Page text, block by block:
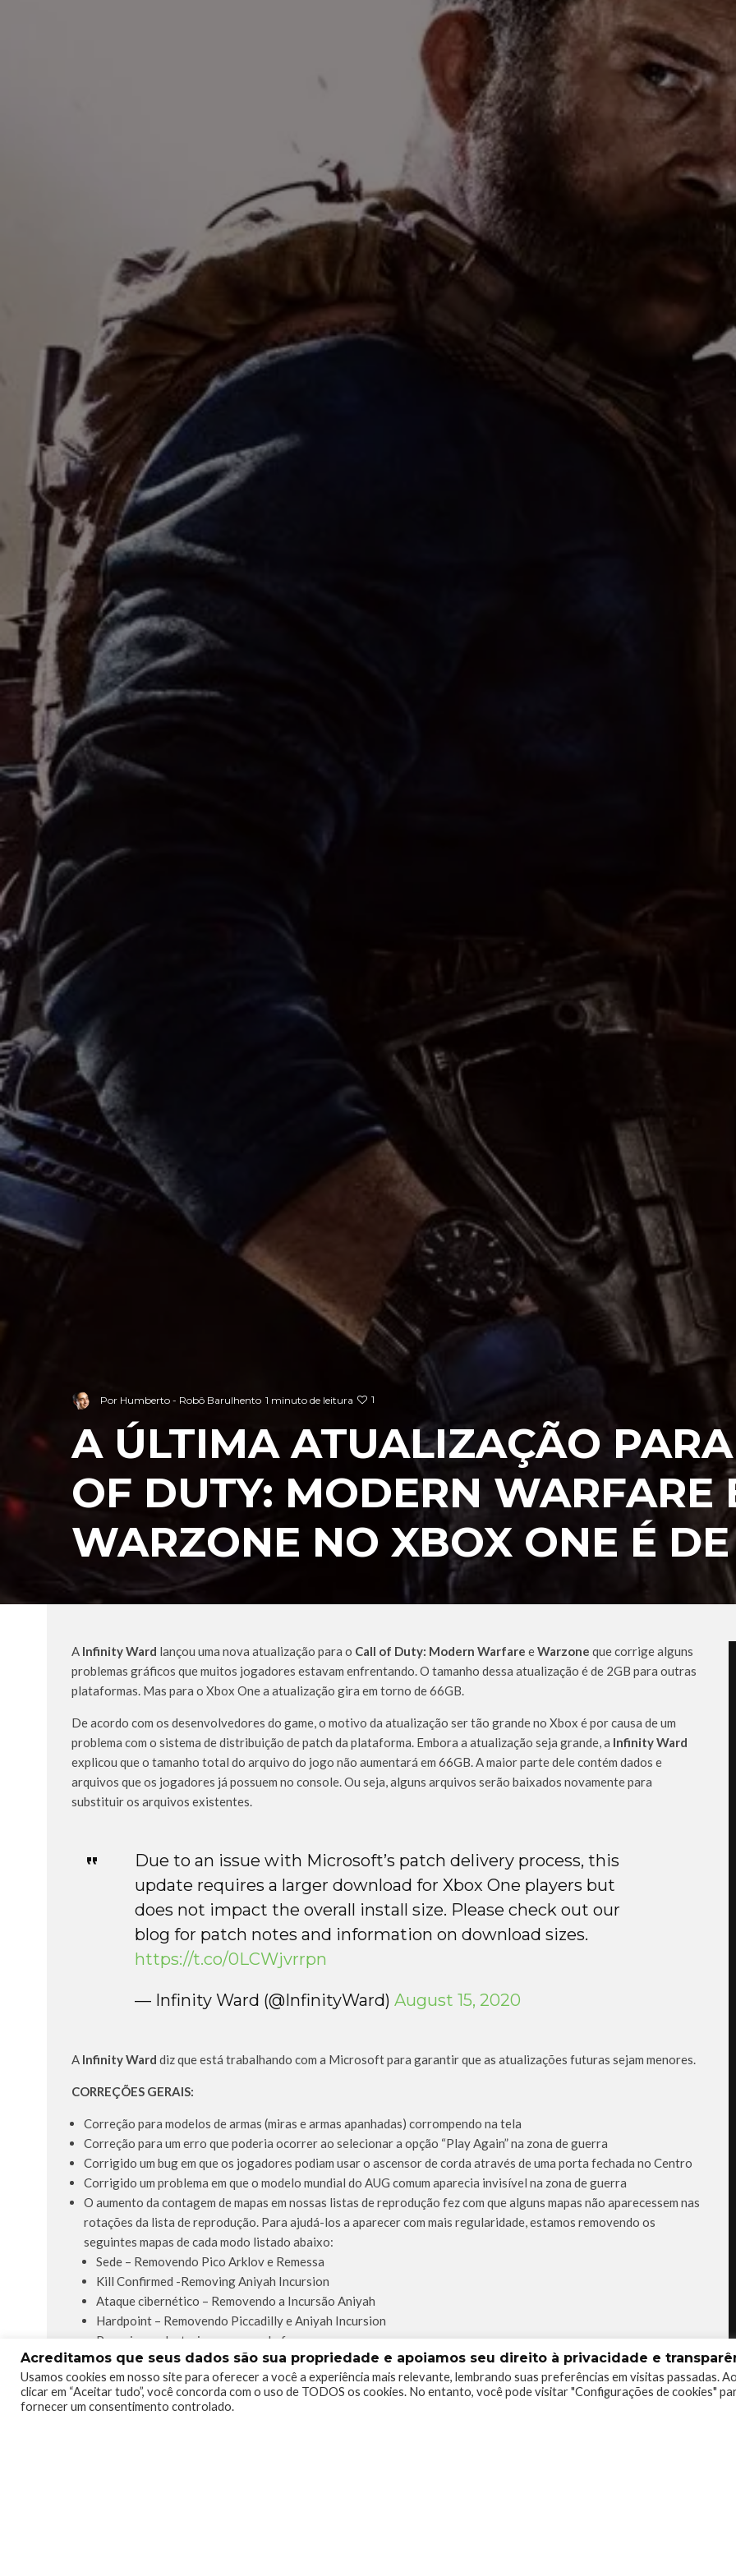
Por Humberto - Robô Barulhento 1 minuto de leitura 1
A ÚLTIMA ATUALIZAÇÃO
OF DUTY: MODERN WARFARE
WARZONE NO XBOX ONE É
A Infinity Ward lançou uma nova atualização para o Call of Duty: Modern Warfare eWarzone que corrige alguns
problemas gráficos que muitos jogadores estavam enfrentando. O tamanho dessa atualização é de 2GB para outras
plataformas. Mas para o Xbox One a atualização gira em torno de 66GB.
De acordo com os desenvolvedores do game, o motivo da atualização ser tão grande no Xbox é por causa de um
problema com o sistema de distribuição de patch da plataforma. Embora a atualização seja grande, a Infinity Ward
explicou que o tamanho total do arquivo do jogo não aumentará em 66GB. A maior parte dele contém dados e
arquivos que os jogadores já possuem no console. Ou seja, alguns arquivos serão baixados novamente para
substituir os arquivos existentes.
Due to an issue with Microsoft’s patch delivery process, this
update requires a larger download for Xbox One players but
does not impact the overall install size. Please check out our
blog for patch notes and information on download sizes.
https://t.co/0LCWjvrrpn
— Infinity Ward (@InfinityWard) August 15, 2020
A Infinity Ward diz que está trabalhando com a Microsoft para garantir que as atualizações futuras sejam menores.
CORREÇÕES GERAIS:
Correção para modelos de armas (miras e armas apanhadas) corrompendo na tela
Correção para um erro que poderia ocorrer ao selecionar a opção “Play Again” na zona de guerra
Corrigido um bug em que os jogadores podiam usar o ascensor de corda através de uma porta fechada no Centro
Corrigido um problema em que o modelo mundial do AUG comum aparecia invisível na zona de guerra
O aumento da contagem de mapas em nossas listas de reprodução fez com que alguns mapas não aparecessem nas
rotações da lista de reprodução. Para ajudá-los a aparecer com mais regularidade, estamos removendo os
seguintes mapas de cada modo listado abaixo:
Sede – Removendo Pico Arklov e Remessa
Kill Confirmed -Removing Aniyah Incursion
Ataque cibernético – Removendo a Incursão Aniyah
Hardpoint – Removendo Piccadilly e Aniyah Incursion
Pesquisar e destruir – removendo ferrugem
Acreditamos que seus dados são sua propriedade e apoiamos seu direito à privacidade e
Usamos cookies em nosso site para oferecer a você a experiência mais relevante, lembrando suas preferências em visitas passadas.
clicar em “Aceitar tudo”, você concorda com o uso de TODOS os cookies. No entanto, você pode visitar "Configurações de cookies"
fornecer um consentimento controlado.